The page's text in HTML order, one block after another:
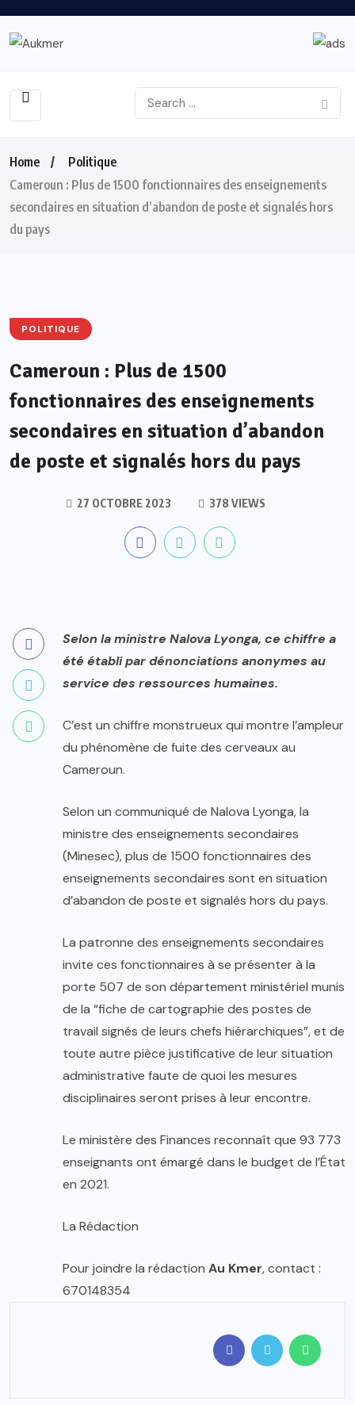
Home
Politique
Cameroun : Plus de 1500 fonctionnaires des enseignements
secondaires en situation d’abandon de poste et signalés hors
du pays
POLITIQUE
Cameroun : Plus de 1500
fonctionnaires des enseignements
secondaires en situation d’abandon
de poste et signalés hors du pays
27 OCTOBRE 2023 378 VIEWS
Selon la ministre Nalova Lyonga, ce chiffre a
été établi par dénonciations anonymes au
service des ressources humaines.
C’est un chiffre monstrueux qui montre l’ampleur
du phénomène de fuite des cerveaux au
Cameroun.
Selon un communiqué de Nalova Lyonga, la
ministre des enseignements secondaires
(Minesec), plus de 1500 fonctionnaires des
enseignements secondaires sont en situation
d’abandon de poste et signalés hors du pays.
La patronne des enseignements secondaires
invite ces fonctionnaires à se présenter à la
porte 507 de son département ministériel munis
de la “fiche de cartographie des postes de
travail signés de leurs chefs hiérarchiques”, et de
toute autre pièce justificative de leur situation
administrative faute de quoi les mesures
disciplinaires seront prises à leur encontre.
Le ministère des Finances reconnaît que 93 773
enseignants ont émargé dans le budget de l’État
en 2021.
La Rédaction
Pour joindre la rédaction Au Kmer, contact :
670148354